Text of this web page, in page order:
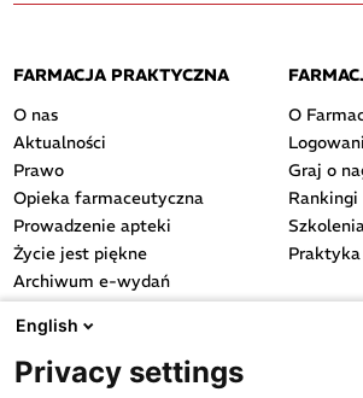
FARMACJA PRAKTYCZNA
O nas
Aktualności
Prawo
Opieka farmaceutyczna
Prowadzenie apteki
Życie jest piękne
Archiwum e-wydań
Przydatne linki
O
Graj o
Rankingi
OGÓLNE
English
Privacy settings